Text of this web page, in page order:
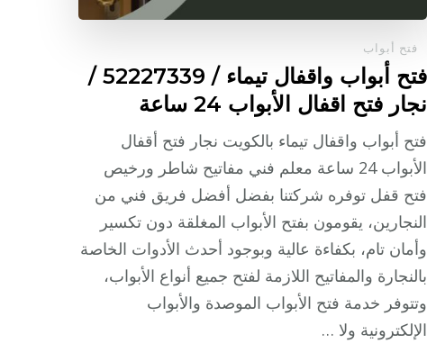
فتح أبواب
فتح أبواب واقفال تيماء / 52227339 /
نجار فتح اقفال الأبواب 24 ساعة
فتح أبواب واقفال تيماء بالكويت نجار فتح أقفال
الأبواب 24 ساعة معلم فني مفاتيح شاطر ورخيص
فتح قفل توفره شركتنا بفضل أفضل فريق فني من
النجارين، يقومون بفتح الأبواب المغلقة دون تكسير
وأمان تام، بكفاءة عالية وبوجود أحدث الأدوات الخاصة
بالنجارة والمفاتيح اللازمة لفتح جميع أنواع الأبواب،
وتتوفر خدمة فتح الأبواب الموصدة والأبواب
الإلكترونية ولا …